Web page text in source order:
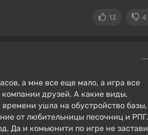
13 4
а мне все еще мало, а игра все
компании друзей. А какие виды,
ушла на обустройство базы,
от любительницы песочниц и РПГ.
Да и комьюнити по игре не